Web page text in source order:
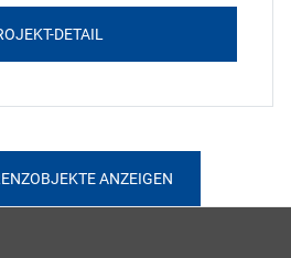
DETAIL
ANZEIGEN